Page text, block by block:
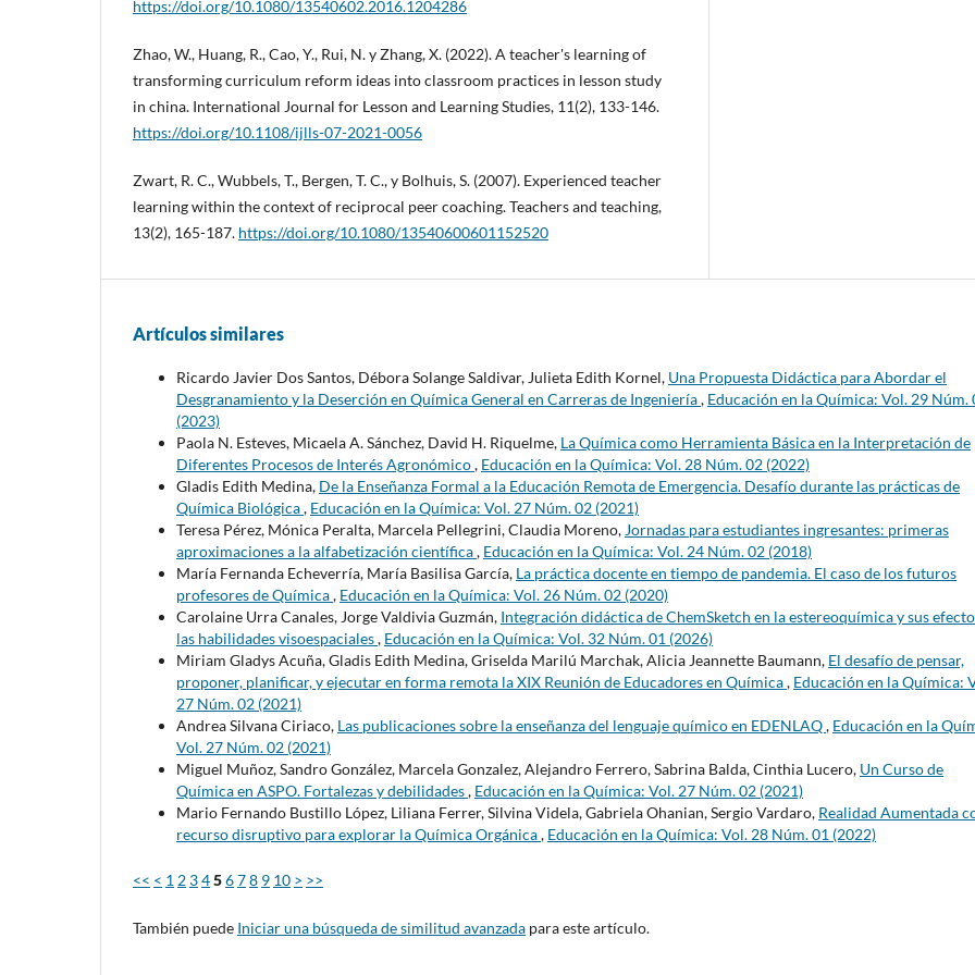
https://doi.org/10.1080/13540602.2016.1204286
Zhao, W., Huang, R., Cao, Y., Rui, N. y Zhang, X. (2022). A teacher's learning of
transforming curriculum reform ideas into classroom practices in lesson study
in china. International Journal for Lesson and Learning Studies, 11(2), 133-146.
https://doi.org/10.1108/ijlls-07-2021-0056
Zwart, R. C., Wubbels, T., Bergen, T. C., y Bolhuis, S. (2007). Experienced teacher
learning within the context of reciprocal peer coaching. Teachers and teaching,
13(2), 165-187. https://doi.org/10.1080/13540600601152520
Artículos similares
Ricardo Javier Dos Santos, Débora Solange Saldivar, Julieta Edith Kornel, Una Propuesta Didáctica para Abordar el
Desgranamiento y la Deserción en Química General en Carreras de Ingeniería, Educación en la Química: Vol. 29 Núm.
(2023)
Paola N. Esteves, Micaela A. Sánchez, David H. Riquelme, La Química como Herramienta Básica en la Interpretación de
Diferentes Procesos de Interés Agronómico, Educación en la Química: Vol. 28 Núm. 02 (2022)
Gladis Edith Medina, De la Enseñanza Formal a la Educación Remota de Emergencia. Desafío durante las prácticas de
Química Biológica, Educación en la Química: Vol. 27 Núm. 02 (2021)
Teresa Pérez, Mónica Peralta, Marcela Pellegrini, Claudia Moreno, Jornadas para estudiantes ingresantes: primeras
aproximaciones a la alfabetización científica, Educación en la Química: Vol. 24 Núm. 02 (2018)
María Fernanda Echeverría, María Basilisa García, La práctica docente en tiempo de pandemia. El caso de los futuros
profesores de Química, Educación en la Química: Vol. 26 Núm. 02 (2020)
Carolaine Urra Canales, Jorge Valdivia Guzmán, Integración didáctica de ChemSketch en la estereoquímica y sus
las habilidades visoespaciales, Educación en la Química: Vol. 32 Núm. 01 (2026)
Miriam Gladys Acuña, Gladis Edith Medina, Griselda Marilú Marchak, Alicia Jeannette Baumann, El desafío de pensar,
proponer, planificar, y ejecutar en forma remota la XIX Reunión de Educadores en Química, Educación en la Química:
27 Núm. 02 (2021)
Andrea Silvana Ciriaco, Las publicaciones sobre la enseñanza del lenguaje químico en EDENLAQ, Educación en la
Vol. 27 Núm. 02 (2021)
Miguel Muñoz, Sandro González, Marcela Gonzalez, Alejandro Ferrero, Sabrina Balda, Cinthia Lucero, Un Curso de
Química en ASPO. Fortalezas y debilidades, Educación en la Química: Vol. 27 Núm. 02 (2021)
Mario Fernando Bustillo López, Liliana Ferrer, Silvina Videla, Gabriela Ohanian, Sergio Vardaro, Realidad Aumentada
recurso disruptivo para explorar la Química Orgánica, Educación en la Química: Vol. 28 Núm. 01 (2022)
<< < 1 2 345678 9 10 > >>
También puede Iniciar una búsqueda de similitud avanzada para este artículo.